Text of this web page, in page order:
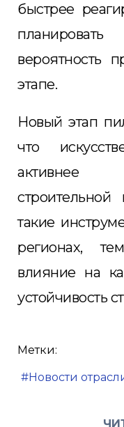
быстрее
вероятность
этапе.
Новый этап
что
активнее
такие
регионах,
влияние на
устойчивость
Метки:
Новости